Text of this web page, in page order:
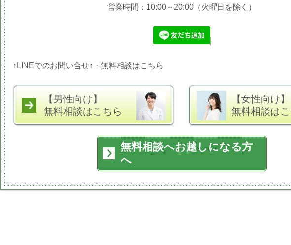
営業時間：10:00～20:00（火曜日を除く）
↑LINEでのお問い合せ↑・無料相談はこちら
【男性向け】
無料相談はこちら
【女性向け】
無料相談は
無料相談へお越しになる方
へ